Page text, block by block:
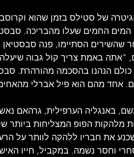
של סטילס בזמן שהוא
החמים שעלו מהבריכה.
שהשירים הסתיימו, פנה
"אתה באמת צריך קול גבוה
הנהנו בהסכמה מהורהרת.
אחד מהם הוא פיל אברלי
באנגליה הערפילית, גרהאם
מלהקות הפופ המצליחות ביותר
את חבריו ללהקה לוותר על
וחסר נשמה. במקביל, חייו